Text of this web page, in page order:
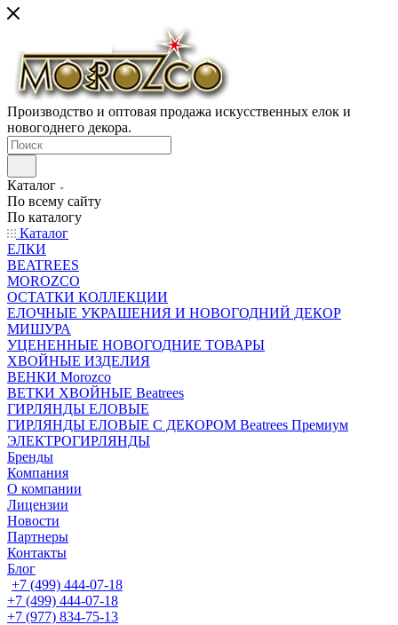
Производство и оптовая продажа искусственных елок и
новогоднего декора.
Каталог
По всему сайту
По каталогу
Каталог
ЕЛКИ
BEATREES
MOROZCO
ОСТАТКИ КОЛЛЕКЦИИ
ЕЛОЧНЫЕ УКРАШЕНИЯ И НОВОГОДНИЙ ДЕКОР
МИШУРА
УЦЕНЕННЫЕ НОВОГОДНИЕ ТОВАРЫ
ХВОЙНЫЕ ИЗДЕЛИЯ
ВЕНКИ Morozco
ВЕТКИ ХВОЙНЫЕ Beatrees
ГИРЛЯНДЫ ЕЛОВЫЕ
ГИРЛЯНДЫ ЕЛОВЫЕ С ДЕКОРОМ Beatrees Премиум
ЭЛЕКТРОГИРЛЯНДЫ
Бренды
Компания
О компании
Лицензии
Новости
Партнеры
Контакты
Блог
+7 (499) 444-07-18
+7 (499) 444-07-18
+7 (977) 834-75-13